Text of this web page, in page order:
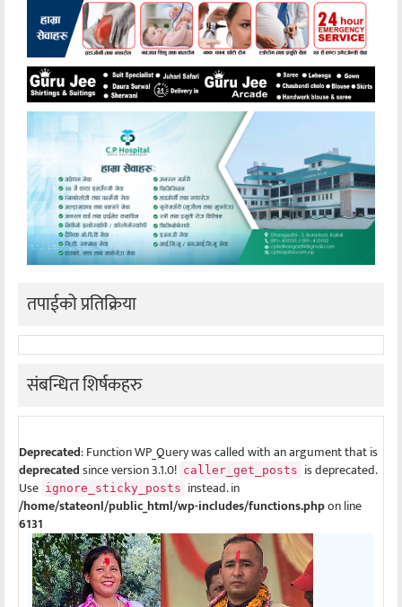
तपाईको प्रतिक्रिया
संबन्धित शिर्षकहरु
Deprecated: Function WP_Query was called with an argument that is
deprecatedsince version 3.1.0! caller_get_posts is deprecated.
Use ignore_sticky_posts instead. in
/home/stateonl/public_html/wp-includes/functions.phpon line
6131